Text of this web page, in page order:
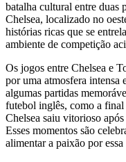
batalha cultural entre duas
Chelsea, localizado no
histórias ricas que se
ambiente de competição
Os jogos entre Chelsea e
por uma atmosfera intensa
algumas partidas
futebol inglês, como a
Chelsea saiu vitorioso
Esses momentos são
alimentar a paixão por